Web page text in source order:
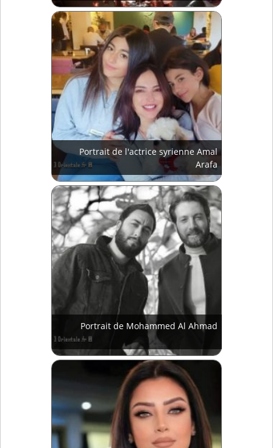
Portrait de l'actrice syrienne Amal
Arafa
Portrait de Mohammed Al Ahmad